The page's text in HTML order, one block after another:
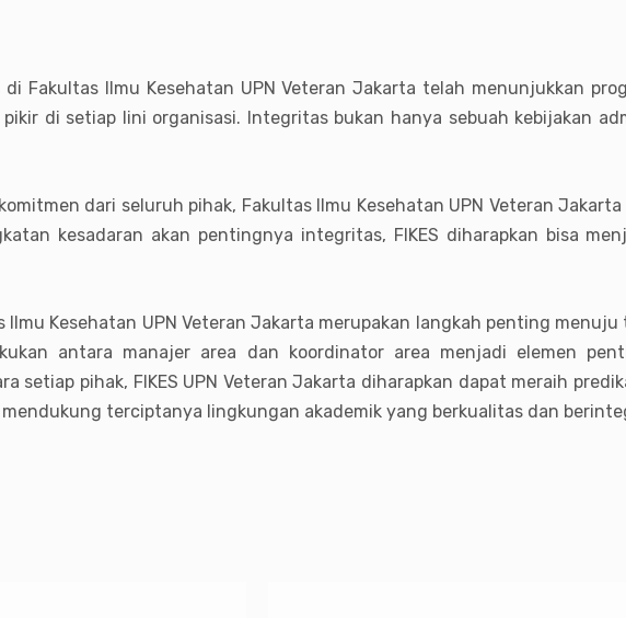
Fakultas Ilmu Kesehatan UPN Veteran Jakarta telah menunjukkan
di setiap lini organisasi. Integritas bukan hanya sebuah kebijakan
dari seluruh pihak, Fakultas Ilmu Kesehatan UPN Veteran
kesadaran akan pentingnya integritas, FIKES diharapkan bisa
Kesehatan UPN Veteran Jakarta merupakan langkah penting
antara manajer area dan koordinator area menjadi elemen
pihak, FIKES UPN Veteran Jakarta diharapkan dapat meraih
mendukung terciptanya lingkungan akademik yang berkualitas dan